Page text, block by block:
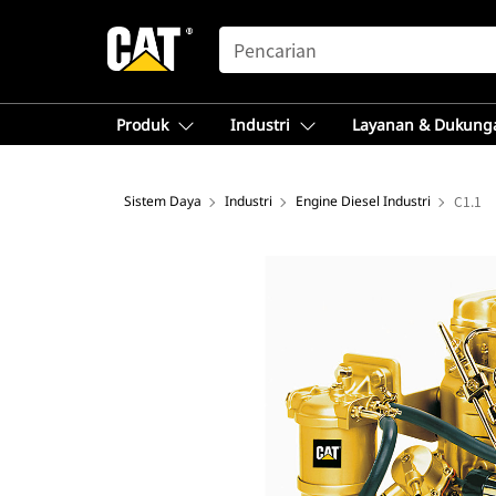
SEARCH
Produk Industri Layanan &
Sistem Daya Industri Engine Diesel Industri C1.1